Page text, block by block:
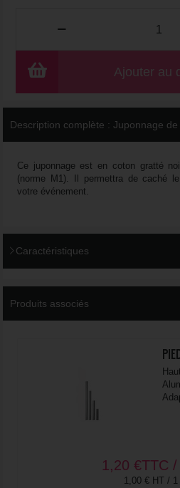
Ajouter au
Description complète :Juponnage
Ce juponnage est en coton gratté
(norme M1). Il permettra de caché
votre événement.
Caractéristiques
Produits associés
1,20 €TTC
1,00 € HT / 1